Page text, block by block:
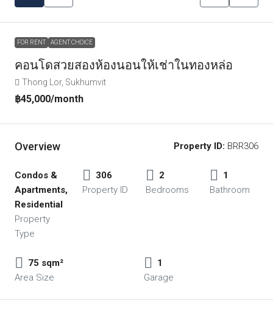
FOR RENT AGENT CHOICE
คอนโดสวยสองห้องนอนให้เช่าในทองหล่อ
Thong Lor, Sukhumvit
฿45,000/month
Overview Property ID: BRR306
Condos &
Apartments,
Residential
Property
Type
306
Property ID
2
Bedrooms
1
Bathroom
75 sqm²
Area Size
1
Garage